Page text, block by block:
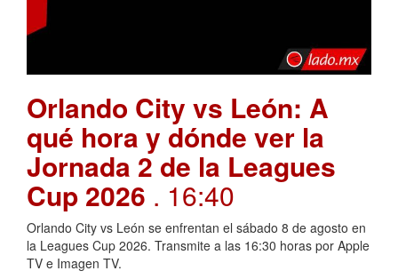
Orlando City vs León: A
qué hora y dónde ver la
Jornada 2 de la Leagues
Cup 2026 . 16:40
Orlando City vs León se enfrentan el sábado 8 de agosto en
la Leagues Cup 2026. Transmite a las 16:30 horas por Apple
TV e Imagen TV.